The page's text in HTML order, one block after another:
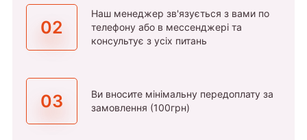
02
Наш менеджер зв'язується з вами по
телефону або в мессенджері та
консультує з усіх питань
03
Ви вносите мінімальну передоплату за
замовлення (100грн)